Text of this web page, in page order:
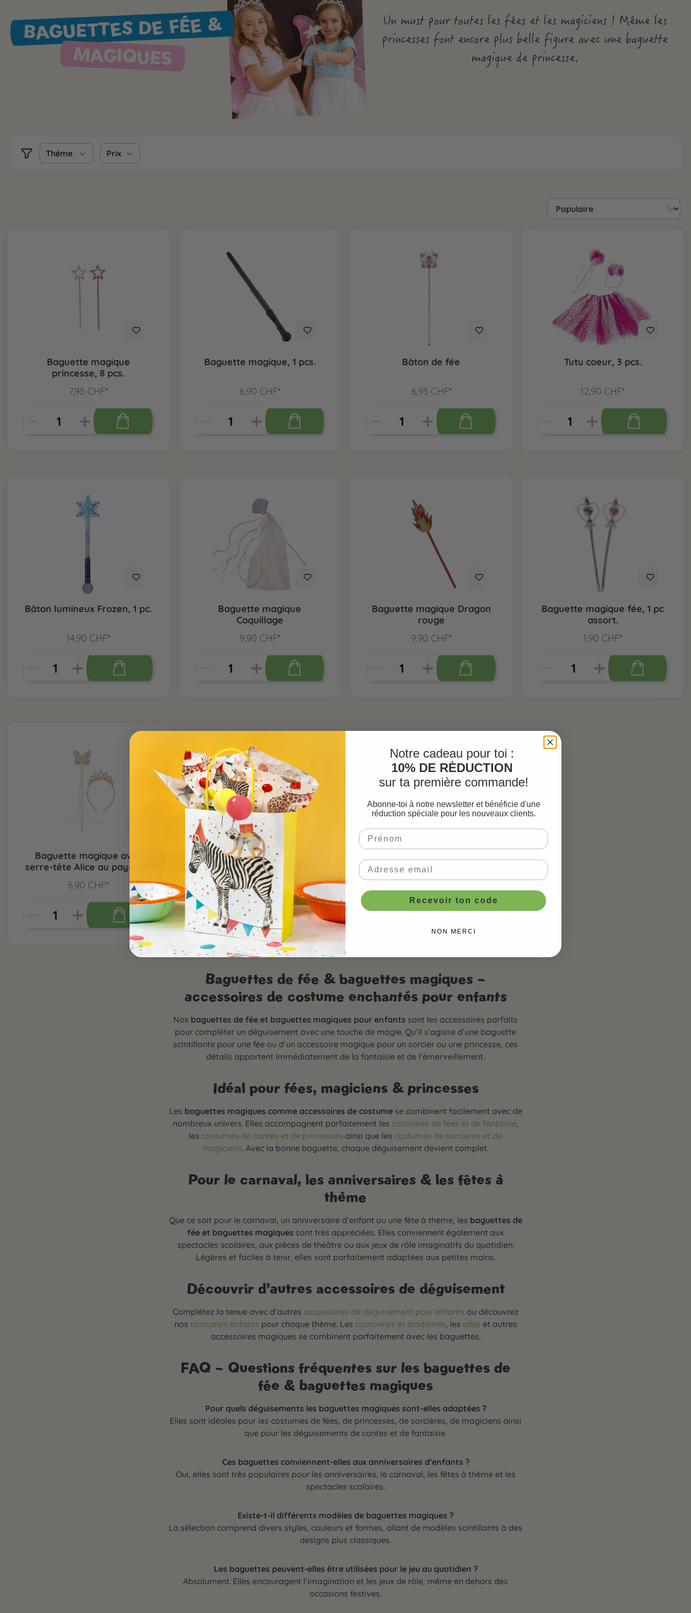
BAGUETTES DE FÉE &
MAGIQUES
Un must pour toutes les fées et les magiciens ! Même les
princesses font encore plus belle figure avec une baguette
magique de princesse.
Théme Prix
Baguette magique
princesse, 8 pcs.
7,95 CHF*
Baguette magique, 1 pcs.
6,90 CHF*
Bàton de fée
6,95 CHF*
Tutu coeur, 3 pcs.
12,90 CHF*
Bâton lumineux Frozen, 1 pc.
14,90 CHF*
Baguette magique
Coquillage
9,90 CHF*
Baguette magique Dragon
rouge
9,90 CHF*
Baguette magique fée, 1 pc
assort.
1,90 CHF*
Baguette magique avec
serre-tête Alice au pays des
6,90 CHF*
Baguettes de fée & baguettes magiques –
accessoires de costume enchantés pour enfants
Nos baguettes de fée et baguettes magiques pour enfants sont les accessoires parfaits
pour compléter un déguisement avec une touche de magie. Qu’il s’agisse d’une baguette
scintillante pour une fée ou d’un accessoire magique pour un sorcier ou une princesse, ces
détails apportent immédiatement de la fantaisie et de l’émerveillement.
Idéal pour fées, magiciens & princesses
Les baguettes magiques comme accessoires de costumese combinent facilement avec de
nombreux univers. Elles accompagnent parfaitement les costumes de fées et de fantaisie,
les costumes de contes et de princesses ainsi que les costumes de sorcières et de
magiciens. Avec la bonne baguette, chaque déguisement devient complet.
Pour le carnaval, les anniversaires & les fêtes à
thème
Que ce soit pour le carnaval, un anniversaire d’enfant ou une fête à thème, les baguettes de
fée et baguettes magiques sont très appréciées. Elles conviennent également aux
spectacles scolaires, aux pièces de théâtre ou aux jeux de rôle imaginatifs du quotidien.
Légères et faciles à tenir, elles sont parfaitement adaptées aux petites mains.
Découvrir d’autres accessoires de déguisement
Complétez la tenue avec d’autres accessoires de déguisement pour enfants ou découvrez
nos costumes enfants pour chaque thème. Les couronnes et diadèmes, les ailes et autres
accessoires magiques se combinent parfaitement avec les baguettes.
FAQ – Questions fréquentes sur les baguettes de
fée & baguettes magiques
Pour quels déguisements les baguettes magiques sont-elles adaptées ?
Elles sont idéales pour les costumes de fées, de princesses, de sorcières, de magiciens ainsi
que pour les déguisements de contes et de fantaisie.
Ces baguettes conviennent-elles aux anniversaires d’enfants ?
Oui, elles sont très populaires pour les anniversaires, le carnaval, les fêtes à thème et les
spectacles scolaires.
Existe-t-il différents modèles de baguettes magiques ?
La sélection comprend divers styles, couleurs et formes, allant de modèles scintillants à des
designs plus classiques.
Les baguettes peuvent-elles être utilisées pour le jeu au quotidien ?
Absolument. Elles encouragent l’imagination et les jeux de rôle, même en dehors des
occasions festives.
Notre cadeau pour toi :
10% DE RÈDUCTION
sur ta première commande!
Abonne-toi à notre newsletter et bénéficie d'une
réduction spéciale pour les nouveaux clients.
Recevoir ton code
NON MERCI